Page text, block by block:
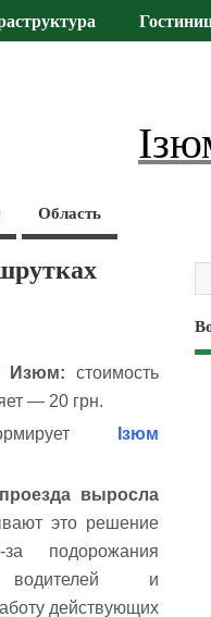
Область
Изюм: стоимость
— 20 грн.
Ізюм
выросла
это решение
подорожания
и
действующих